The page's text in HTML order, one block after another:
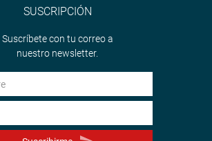
SUSCRIPCIÓN
Suscríbete con tu correo a
nuestro newsletter.